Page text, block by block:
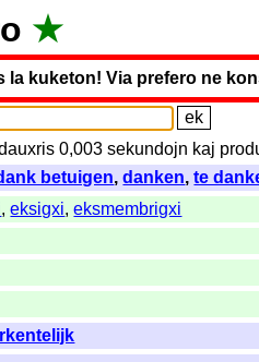
★
la kuketon! Via prefero ne
0,003sekundojn kaj
betuigen,danken,te
,eksigxi,eksmembrigxi